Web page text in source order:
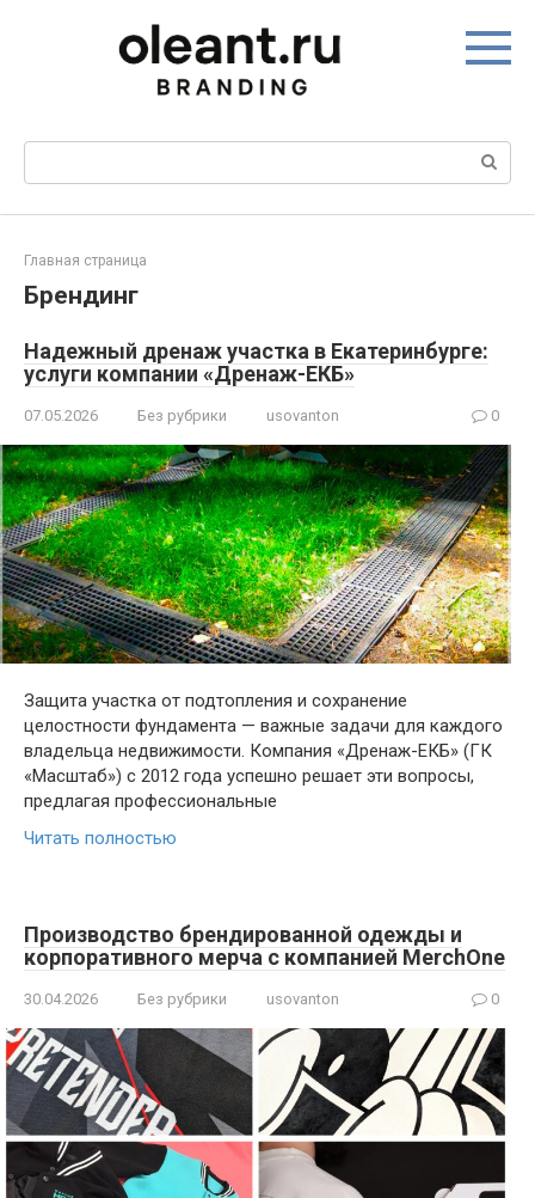
Поиск:
Главная страница
Брендинг
Надежный дренаж участка в Екатеринбурге:
услуги компании «Дренаж-ЕКБ»
07.05.2026 Без рубрики usovanton 0
Защита участка от подтопления и сохранение
целостности фундамента — важные задачи для каждого
владельца недвижимости. Компания «Дренаж-ЕКБ» (ГК
«Масштаб») с 2012 года успешно решает эти вопросы,
предлагая профессиональные
Читать полностью
Производство брендированной одежды и
корпоративного мерча с компанией MerchOne
30.04.2026 Без рубрики usovanton 0